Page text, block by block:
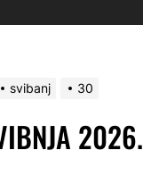
svibanj 30
2026.